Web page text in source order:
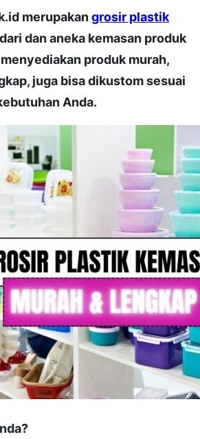
merupakangrosir plastik
dan aneka kemasan produk
produk murah,
juga bisa dikustom sesuai
Anda.